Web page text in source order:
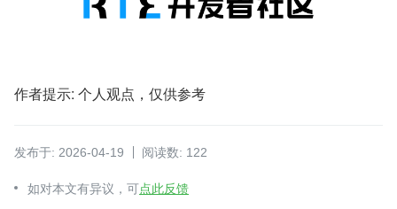
作者提示: 个人观点，仅供参考
发布于: 2026-04-19 阅读数: 122
如对本文有异议，可点此反馈